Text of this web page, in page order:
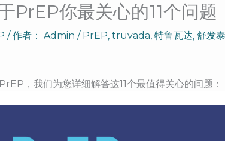
PrEP你最关心的11个问
/ 作者： Admin / PrEP, truvada, 特鲁瓦达, 舒发泰
，我们为您详细解答这11个最值得关心的问题：